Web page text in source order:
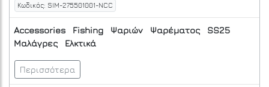
Κωδικός: SIM-275501001-NCC
Accessories Fishing Ψαριών Ψαρέματος
SS25
Μαλάγρες
Ελκτικά
Περισσότερα